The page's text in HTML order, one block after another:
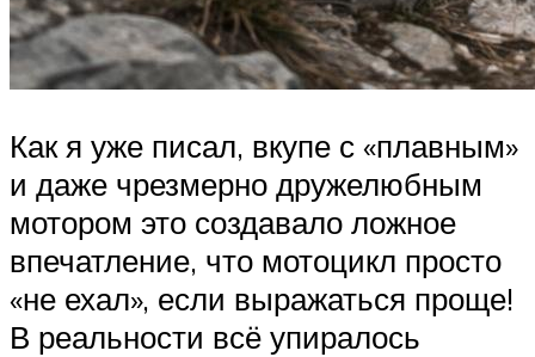
Как я уже писал, вкупе с «плавным»
и даже чрезмерно дружелюбным
мотором это создавало ложное
впечатление, что мотоцикл просто
«не ехал», если выражаться проще!
В реальности всё упиралось